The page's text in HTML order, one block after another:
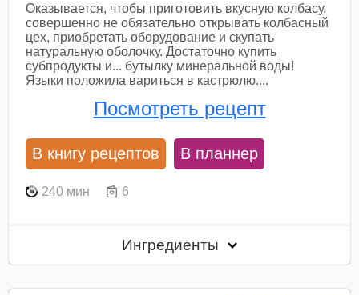
Оказывается, чтобы приготовить вкусную колбасу,
совершенно не обязательно открывать колбасный
цех, приобретать оборудование и скупать
натуральную оболочку. Достаточно купить
субпродукты и... бутылку минеральной воды!
Языки положила вариться в кастрюлю....
Посмотреть рецепт
В книгу рецептов В планнер
240 мин 6
Ингредиенты